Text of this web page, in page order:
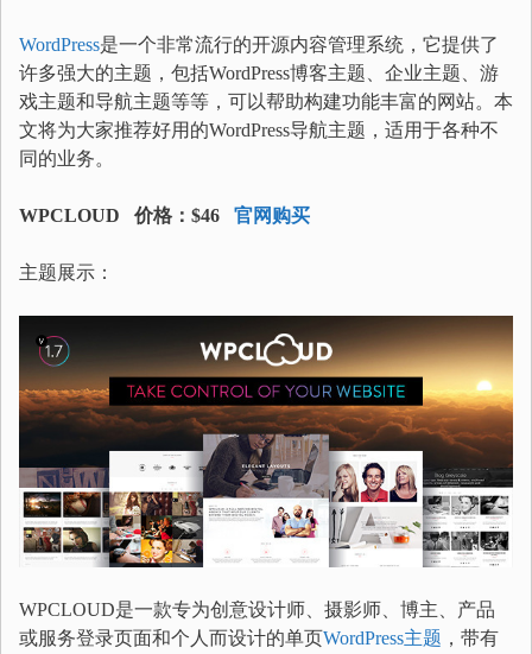
WordPress是一个非常流行的开源内容管理系统，它提供了
许多强大的主题，包括WordPress博客主题、企业主题、游
戏主题和导航主题等等，可以帮助构建功能丰富的网站。本
文将为大家推荐好用的WordPress导航主题，适用于各种不
同的业务。
WPCLOUD 价格：$46 官网购买
主题展示：
WPCLOUD是一款专为创意设计师、摄影师、博主、产品
或服务登录页面和个人而设计的单页WordPress主题 ，带有